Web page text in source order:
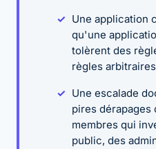
Une application
qu'une
tolèrent des
règles
Une escalade
pires dérapages
membres qui
public, des